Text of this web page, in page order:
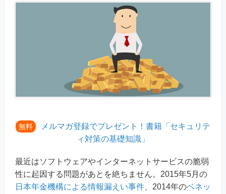
無料
メルマガ登録でプレゼント！書籍「セキュリテ
ィ対策の基礎知識」
最近はソフトウェアやインターネットサービスの脆弱
性に起因する問題があとを絶ちません。2015年5月の
日本年金機構による情報漏えい事件 、2014年のベネッ